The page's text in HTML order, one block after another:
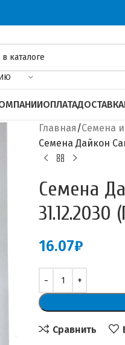
ОПЛАТАДОСТАВКА
Главная Семена
Семена Дайкон
Семена
31.12.2030
16.07₽
Сравнить